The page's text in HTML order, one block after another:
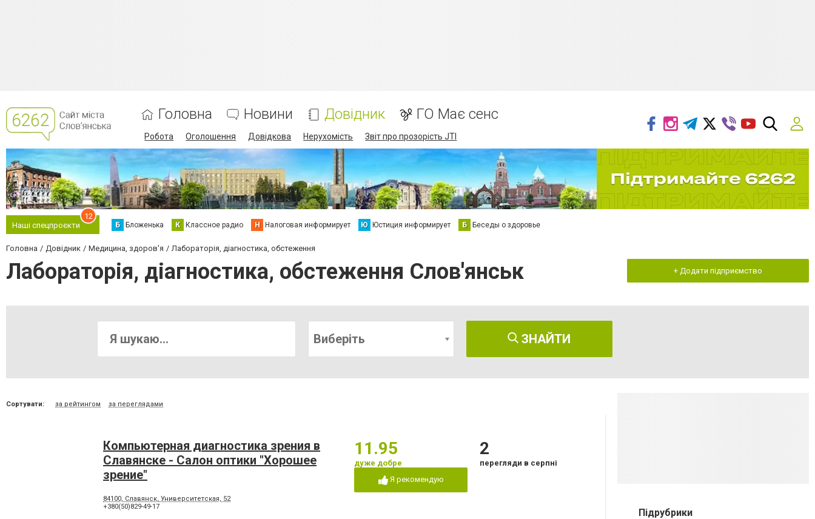
Головна Новини Довідник ГО Має сенс
Робота Оголошення Довідкова Нерухомість Звіт про прозорість JTI
Наші спецпроєкти
12
Б Бложенька К Классное радио Н Налоговая информирует Ю Юстиция информирует Б Беседы о здоровье
Головна Довідник Медицина, здоров'я Лабораторія, діагностика, обстеження
Лабораторія, діагностика, обстеження Слов'янськ + Додати підприємство
Виберіть ЗНАЙТИ
Сортувати: за рейтингом за переглядами
Компьютерная диагностика зрения в
Славянске - Салон оптики "Хорошее
зрение"
84100, Славянск, Университетская, 52
+380(50)829-49-17
11.95
дуже добре
Я рекомендую
2
перегляди в серпні
Підрубрики